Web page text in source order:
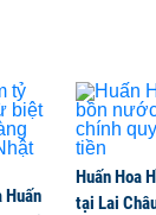
vốn ngoại
Hoè chỉ ra 6
Huấn
Huấn Hoa
tại Lai